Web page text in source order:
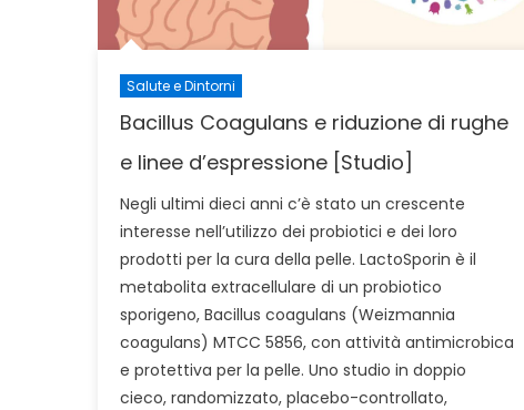
Salute e Dintorni
Bacillus Coagulans e riduzione di rughe
e linee d’espressione [Studio]
Negli ultimi dieci anni c’è stato un crescente
interesse nell’utilizzo dei probiotici e dei loro
prodotti per la cura della pelle. LactoSporin è il
metabolita extracellulare di un probiotico
sporigeno, Bacillus coagulans (Weizmannia
coagulans) MTCC 5856, con attività antimicrobica
e protettiva per la pelle. Uno studio in doppio
cieco, randomizzato, placebo-controllato,